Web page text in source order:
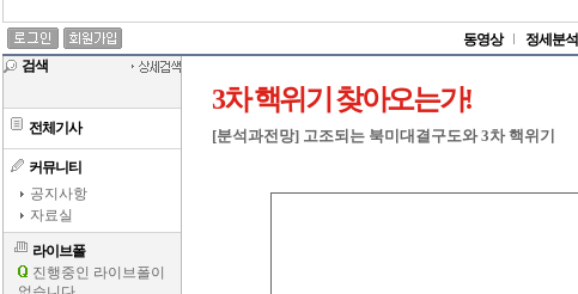
동영상 정세분석
검색
전체기사
커뮤니티
공지사항
자료실
라이브폴
진행중인 라이브폴이
3차 핵위기 찾아오는가!
[분석과전망] 고조되는 북미대결구도와 3차 핵위기